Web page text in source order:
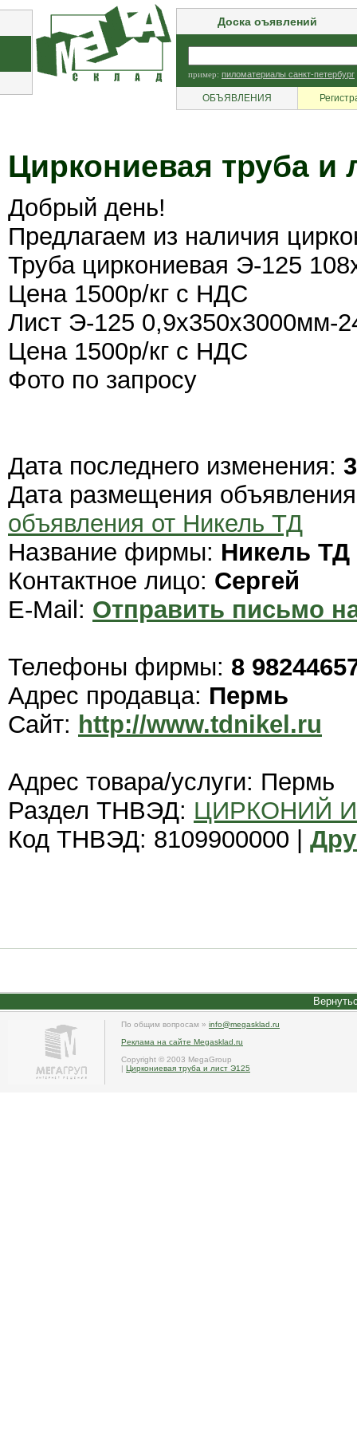
Доска оъявлений
пример: пиломатериалы санкт-петербург
ОБЪЯВЛЕНИЯ
Циркониевая труба и
Добрый день!
Предлагаем из наличия
Труба циркониевая Э-125
Цена 1500р/кг с НДС
Лист Э-125 0,9х350х3000мм-
Цена 1500р/кг с НДС
Фото по запросу
Дата последнего изменения:
Дата размещения
объявления от Никель ТД
Название фирмы: Никель ТД
Контактное лицо: Сергей
E-Mail: Отправить письмо
Телефоны фирмы: 8
Адрес продавца: Пермь
Сайт: http://www.tdnikel.ru
Адрес товара/услуги: Пермь
Раздел ТНВЭД: ЦИРКОНИЙ
Код ТНВЭД: 8109900000 |
По общим вопросам » info@megasklad.ru
Реклама на сайте Megasklad.ru
Copyright © 2003 MegaGroup
| Циркониевая труба и лист Э125